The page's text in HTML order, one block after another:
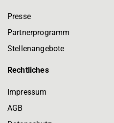
Presse
Partnerprogramm
Stellenangebote
Rechtliches
Impressum
AGB